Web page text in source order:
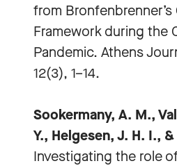
from Bronfenbrenner’s
Framework during the
Pandemic. Athens
12(3), 1–14.
Sookermany, A. M.,
Y., Helgesen, J. H. I.,
Investigating the role